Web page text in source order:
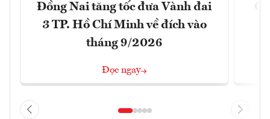
Đồng Nai tăng tốc đưa Vành đai
3 TP. Hồ Chí Minh về đích vào
tháng 9/2026
Đọc ngay